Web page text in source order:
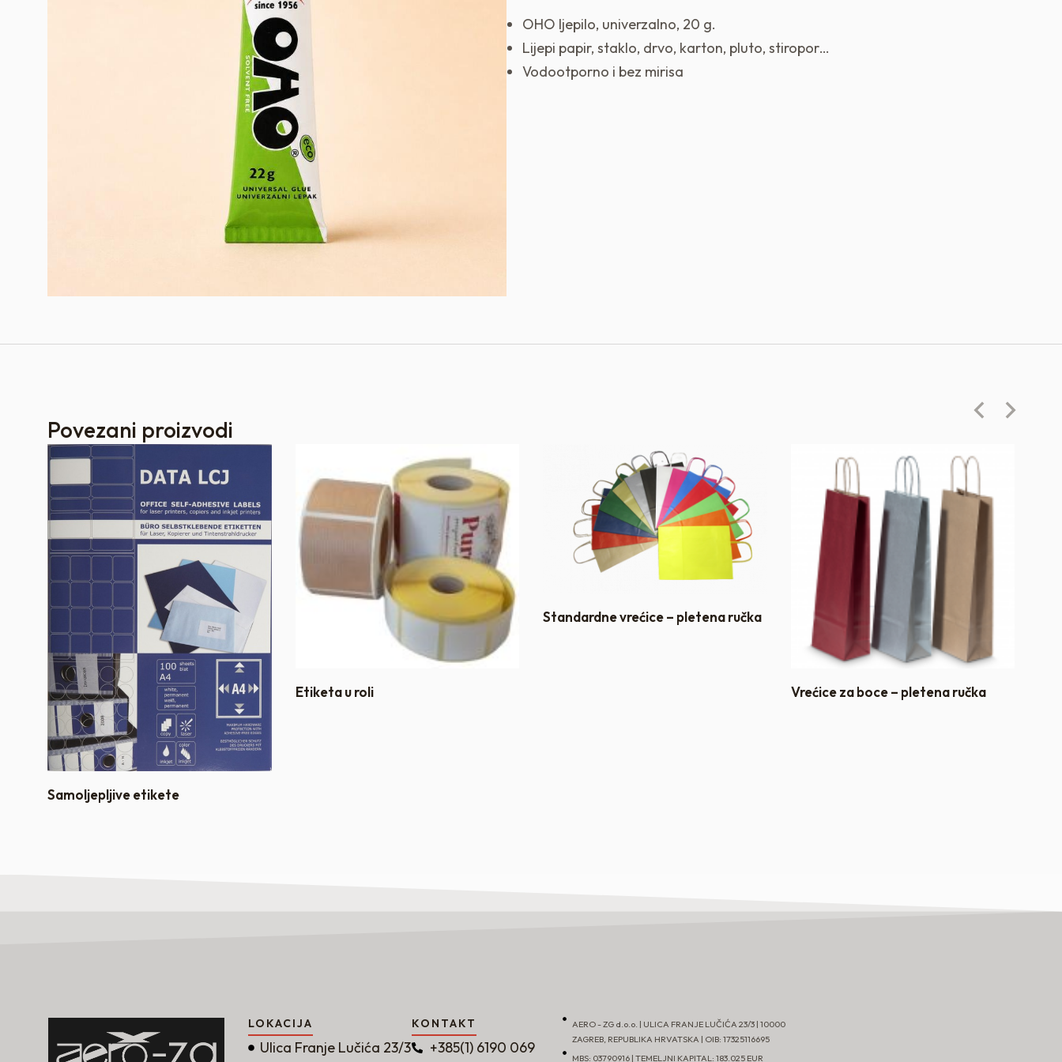
OHO ljepilo, univerzalno, 20 g.
Lijepi papir, staklo, drvo, karton, pluto, stiropor…
Vodootporno i bez mirisa
Povezani proizvodi
Samoljepljive etikete
Etiketa u roli
Standardne vrećice – pletena ručka
Vrećice za boce – pletena ručka
LOKACIJA
Ulica Franje Lučića 23/3
KONTAKT
+385(1) 6190 069
AERO - ZG d.o.o. | ULICA FRANJE LUČIĆA 23/3 | 10000
ZAGREB, REPUBLIKA HRVATSKA | OIB: 17325116695
MBS: 03790916 | TEMELJNI KAPITAL: 183.025 EUR